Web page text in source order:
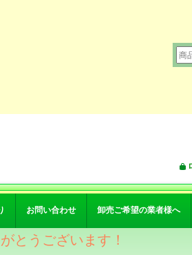
お問い合わせ 卸売ご希望の業者様へ
とうございます！